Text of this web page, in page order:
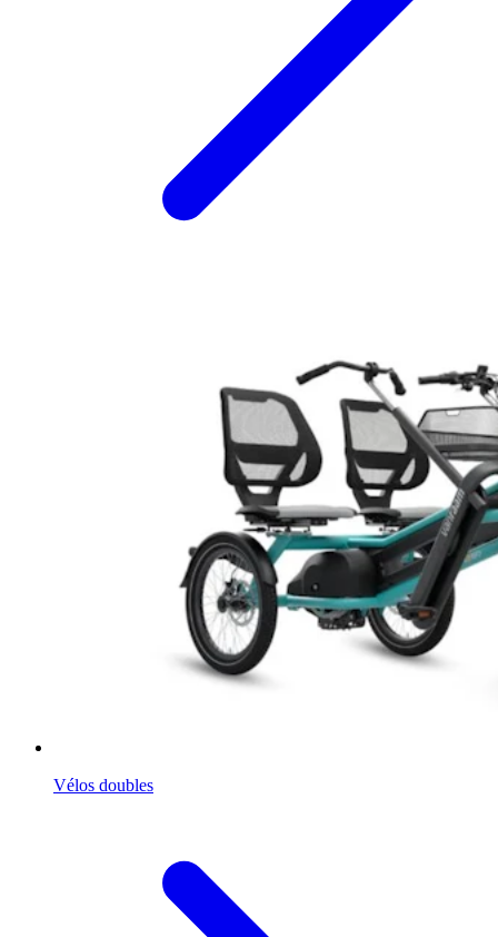
Vélos doubles